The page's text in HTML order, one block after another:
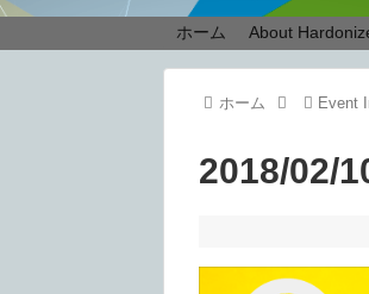
ホーム About
ホーム Event
2018/02/